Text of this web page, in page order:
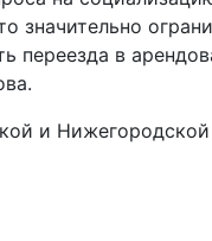
значительно
в
и